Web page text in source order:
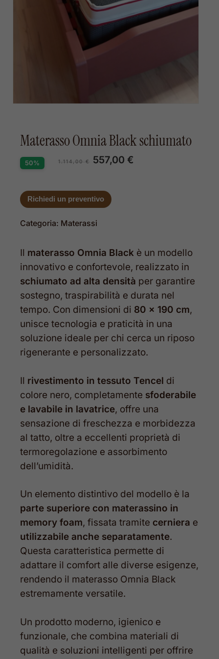
Materasso Omnia Black schiumato
1.114,00 €
IL
PREZZO
1.114,00 €.
557,00 €
50%
Richiedi un preventivo
Categoria: Materassi
Il materasso Omnia Blackè un modello
innovativo e confortevole, realizzato in
schiumato ad alta densità per garantire
sostegno, traspirabilità e durata nel
tempo. Con dimensioni di 80 x 190 cm,
unisce tecnologia e praticità in una
soluzione ideale per chi cerca un riposo
rigenerante e personalizzato.
Il rivestimento in tessuto Tencel di
colore nero, completamente sfoderabile
e lavabile in lavatrice, offre una
sensazione di freschezza e morbidezza
al tatto, oltre a eccellenti proprietà di
termoregolazione e assorbimento
dell’umidità.
Un elemento distintivo del modello è la
parte superiore con materassino in
memory foam, fissata tramite cerniera e
utilizzabile anche separatamente.
Questa caratteristica permette di
adattare il comfort alle diverse esigenze,
rendendo il materasso Omnia Black
estremamente versatile.
Un prodotto moderno, igienico e
funzionale, che combina materiali di
qualità e soluzioni intelligenti per offrire